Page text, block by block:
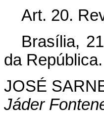
Art. 20.
Brasília,
da República.
JOSÉ
Jáder